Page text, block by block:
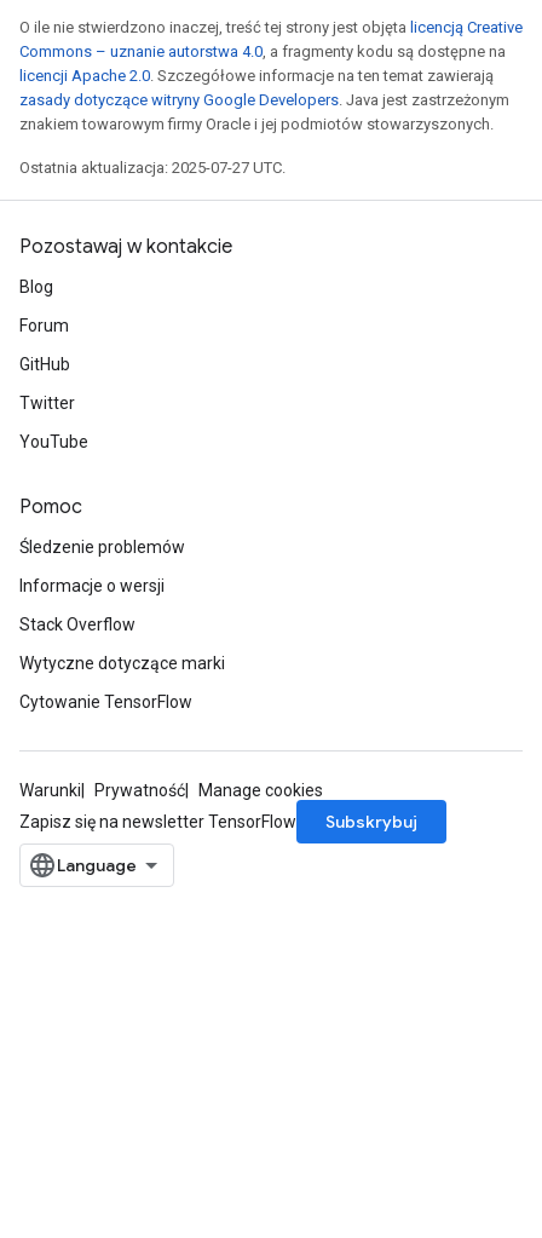
O ile nie stwierdzono inaczej, treść tej strony jest objęta licencją Creative
Commons – uznanie autorstwa 4.0, a fragmenty kodu są dostępne na
licencji Apache 2.0. Szczegółowe informacje na ten temat zawierają
zasady dotyczące witryny Google Developers. Java jest zastrzeżonym
znakiem towarowym firmy Oracle i jej podmiotów stowarzyszonych.
Ostatnia aktualizacja: 2025-07-27 UTC.
Pozostawaj w kontakcie
Blog
Forum
GitHub
Twitter
YouTube
Pomoc
Śledzenie problemów
Informacje o wersji
Stack Overflow
Wytyczne dotyczące marki
Cytowanie TensorFlow
Warunki Prywatność
Manage cookies
Zapisz się na newsletter TensorFlow
Subskrybuj